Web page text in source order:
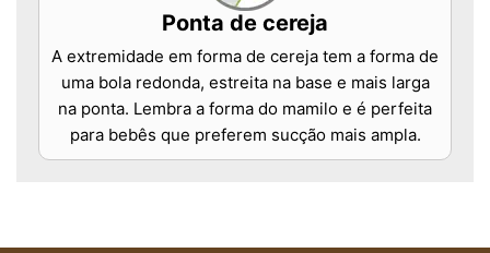
Ponta de cereja
A extremidade em forma de cereja tem a forma de
uma bola redonda, estreita na base e mais larga
na ponta. Lembra a forma do mamilo e é perfeita
para bebês que preferem sucção mais ampla.